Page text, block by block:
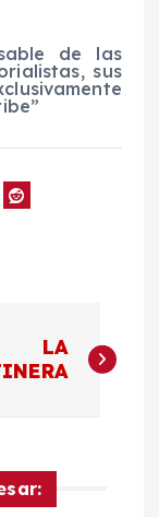
de las
sus
LA